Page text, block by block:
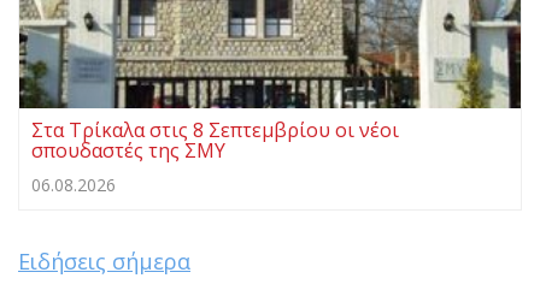
Στα Τρίκαλα στις 8 Σεπτεμβρίου οι νέοι
σπουδαστές της ΣΜΥ
06.08.2026
Ειδήσεις σήμερα